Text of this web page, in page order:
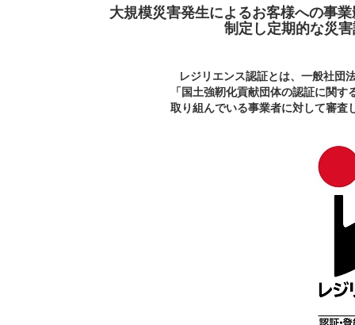
大規模災害発生によるお客様への事
制定し定期的な災
レジリエンス認証とは、一般社団
「国土強靭化貢献団体の認証に関
取り組んでいる事業者に対して審査